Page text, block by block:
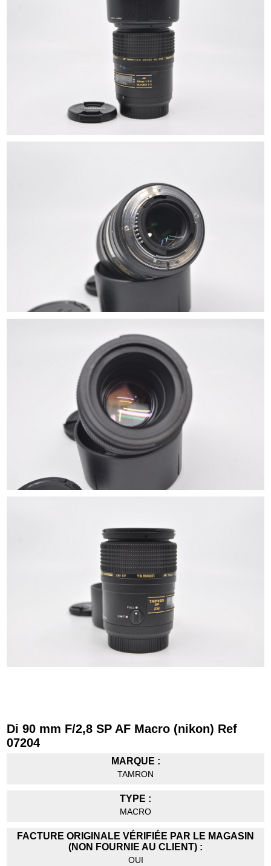
Di 90 mm F/2,8 SP AF Macro (nikon) Ref
07204
MARQUE :
TAMRON
TYPE :
MACRO
FACTURE ORIGINALE VÉRIFIÉE PAR LE MAGASIN
(NON FOURNIE AU CLIENT) :
OUI